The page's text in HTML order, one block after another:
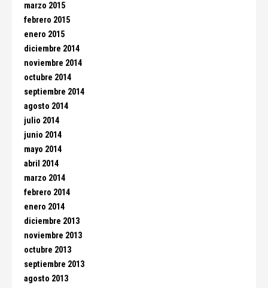
marzo 2015
febrero 2015
enero 2015
diciembre 2014
noviembre 2014
octubre 2014
septiembre 2014
agosto 2014
julio 2014
junio 2014
mayo 2014
abril 2014
marzo 2014
febrero 2014
enero 2014
diciembre 2013
noviembre 2013
octubre 2013
septiembre 2013
agosto 2013